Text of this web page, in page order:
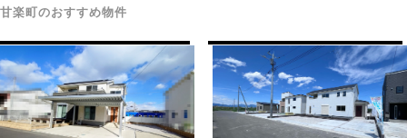
甘楽町のおすすめ物件